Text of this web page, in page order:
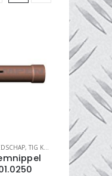
LASTOORTS ONDERDELEN ABITIG
, TIG KLEMNIPPELS ABITIG CLASSIC